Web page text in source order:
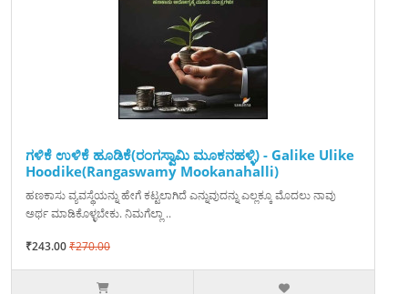
ಗಳಿಕೆ ಉಳಿಕೆ ಹೂಡಿಕೆ(ರಂಗಸ್ವಾಮಿ ಮೂಕನಹಳ್ಳಿ) - Galike Ulike
Hoodike(Rangaswamy Mookanahalli)
ಹಣಕಾಸು ವ್ಯವಸ್ಥೆಯನ್ನು ಹೇಗೆ ಕಟ್ಟಲಾಗಿದೆ ಎನ್ನುವುದನ್ನು ಎಲ್ಲಕ್ಕೂ ಮೊದಲು ನಾವು
ಅರ್ಥ ಮಾಡಿಕೊಳ್ಳಬೇಕು. ನಿಮಗೆಲ್ಲಾ ..
₹243.00₹270.00